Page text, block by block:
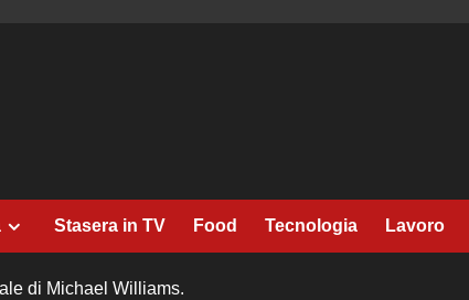
Stasera in TV Food Tecnologia Lavoro
di Michael Williams.